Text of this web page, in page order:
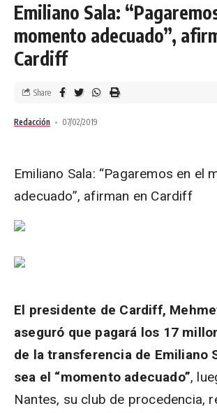
Emiliano Sala:
momento adecuado”,
Cardiff
Redacción 07/02/2019
Share
Emiliano Sala: “Pagaremos en el
adecuado”, afirman en Cardiff
El presidente de Cardiff,
aseguró que pagará los 17
de la transferencia de Emiliano
sea el “momento adecuado”,
Nantes, su club de procedencia,